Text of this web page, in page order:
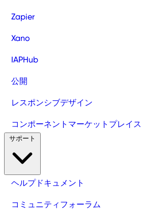
Zapier
Xano
IAPHub
公開
レスポンシブデザイン
コンポーネントマーケットプレイス
ヘルプドキュメント
コミュニティフォーラム